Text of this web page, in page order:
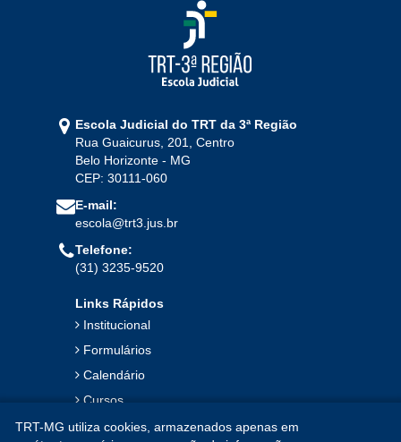
Escola Judicial do TRT da 3ª Região
Rua Guaicurus, 201, Centro
Belo Horizonte - MG
CEP: 30111-060
E-mail:
escola@trt3.jus.br
Telefone:
(31) 3235-9520
Links Rápidos
Institucional
Formulários
Calendário
Cursos
Publicações
TRT-MG utiliza cookies, armazenados apenas em